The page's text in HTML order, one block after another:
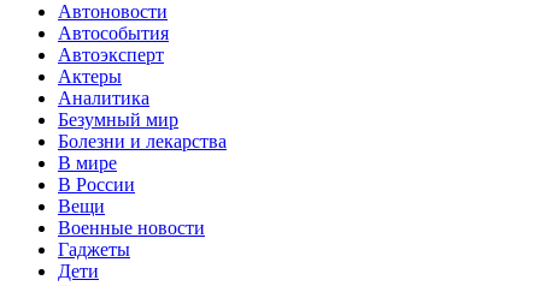
Автоновости
Автособытия
Автоэксперт
Актеры
Аналитика
Безумный мир
Болезни и лекарства
В мире
В России
Вещи
Военные новости
Гаджеты
Дети